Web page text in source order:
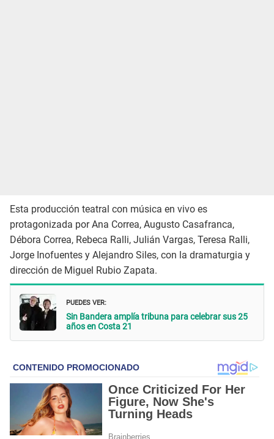
Esta producción teatral con música en vivo es
protagonizada por Ana Correa, Augusto Casafranca,
Débora Correa, Rebeca Ralli, Julián Vargas, Teresa Ralli,
Jorge Inofuentes y Alejandro Siles, con la dramaturgia y
dirección de Miguel Rubio Zapata.
PUEDES VER:
Sin Bandera amplía tribuna para celebrar sus 25
años en Costa 21